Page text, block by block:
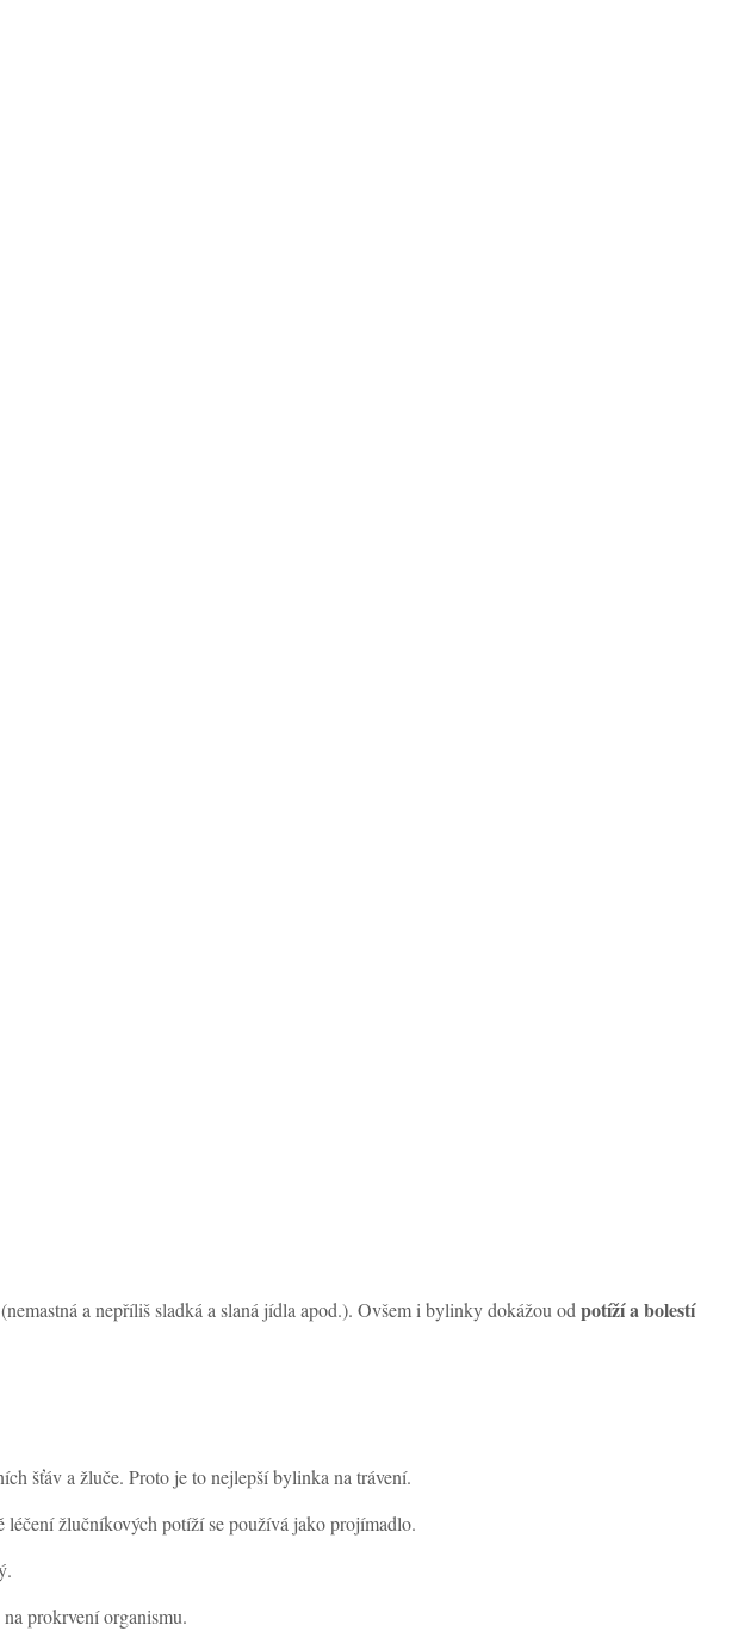
a nepříliš sladká a slaná jídla apod.). Ovšem i bylinky dokážou od potíží a bolestí
šťáv a žluče. Proto je to nejlepší bylinka na trávení.
žlučníkových potíží se používá jako projímadlo.
prokrvení organismu.